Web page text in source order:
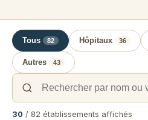
Tous 82 Hôpitaux 36
Autres 43
30 / 82 établissements affichés